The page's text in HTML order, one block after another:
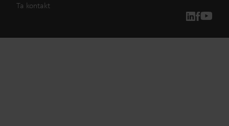
Ta kontakt